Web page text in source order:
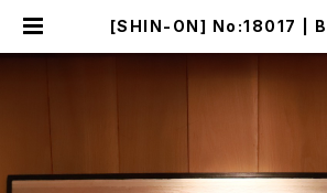
[SHIN-ON] No:18017 |
C.